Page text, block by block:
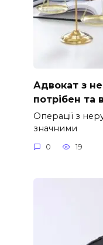
Адвокат з
потрібен та
Операції з
значними
0 19